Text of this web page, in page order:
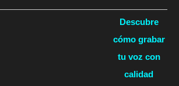
Descubre
cómo grabar
tu voz con
calidad